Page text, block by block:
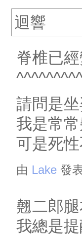
迴響
脊椎已
請問是
我是常
可是死
由 Lake 發
翹二郎
我總是